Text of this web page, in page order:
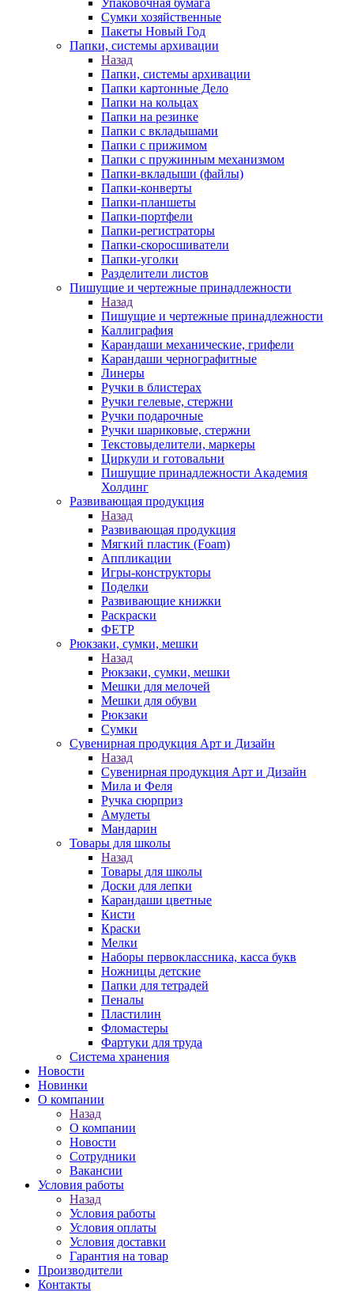
Упаковочная бумага
Сумки хозяйственные
Пакеты Новый Год
Папки, системы архивации
Назад
Папки, системы архивации
Папки картонные Дело
Папки на кольцах
Папки на резинке
Папки с вкладышами
Папки с прижимом
Папки с пружинным механизмом
Папки-вкладыши (файлы)
Папки-конверты
Папки-планшеты
Папки-портфели
Папки-регистраторы
Папки-скоросшиватели
Папки-уголки
Разделители листов
Пишущие и чертежные принадлежности
Назад
Пишущие и чертежные принадлежности
Каллиграфия
Карандаши механические, грифели
Карандаши чернографитные
Линеры
Ручки в блистерах
Ручки гелевые, стержни
Ручки подарочные
Ручки шариковые, стержни
Текстовыделители, маркеры
Циркули и готовальни
Пишущие принадлежности Академия
Холдинг
Развивающая продукция
Назад
Развивающая продукция
Мягкий пластик (Foam)
Аппликации
Игры-конструкторы
Поделки
Развивающие книжки
Раскраски
ФЕТР
Рюкзаки, сумки, мешки
Назад
Рюкзаки, сумки, мешки
Мешки для мелочей
Мешки для обуви
Рюкзаки
Сумки
Сувенирная продукция Арт и Дизайн
Назад
Сувенирная продукция Арт и Дизайн
Мила и Феля
Ручка сюрприз
Амулеты
Мандарин
Товары для школы
Назад
Товары для школы
Доски для лепки
Карандаши цветные
Кисти
Краски
Мелки
Наборы первоклассника, касса букв
Ножницы детские
Папки для тетрадей
Пеналы
Пластилин
Фломастеры
Фартуки для труда
Система хранения
Новости
Новинки
О компании
Назад
О компании
Новости
Сотрудники
Вакансии
Условия работы
Назад
Условия работы
Условия оплаты
Условия доставки
Гарантия на товар
Производители
Контакты